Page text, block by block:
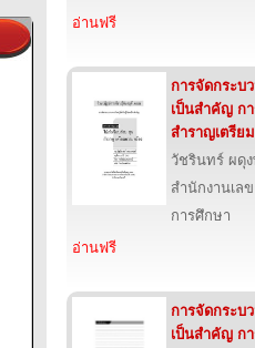
อ่านฟรี
การจัดกระบ
เป็นสำคัญ ก
สำราญเตรีย
วัชรินทร์ ผดุ
สำนักงานเล
การศึกษา
อ่านฟรี
การจัดกระบ
เป็นสำคัญ ก